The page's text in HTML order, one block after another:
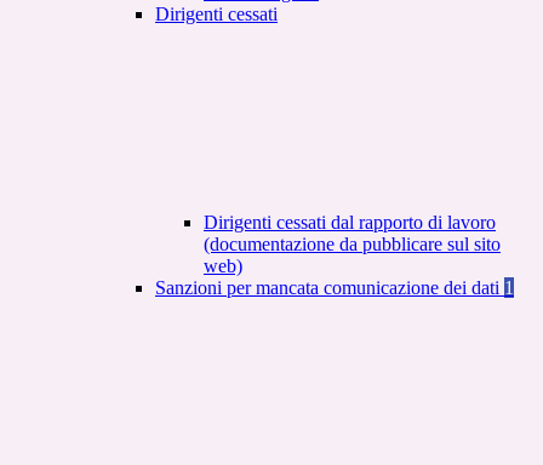
Dirigenti cessati
Dirigenti cessati dal rapporto di lavoro
(documentazione da pubblicare sul sito
web)
Sanzioni per mancata comunicazione dei dati 1